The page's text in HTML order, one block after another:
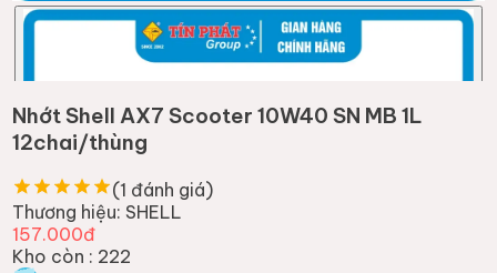
Nhớt Shell AX7 Scooter 10W40 SN MB 1L
12chai/thùng
(1 đánh giá)
Thương hiệu: SHELL
157.000đ
Kho còn : 222